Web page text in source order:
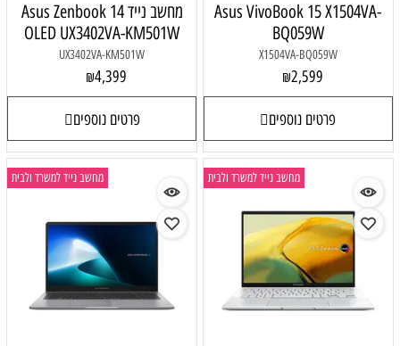
Asus VivoBook 15 X1504VA-
BQ059W
X1504VA-BQ059W
₪2,599
פרטים נוספים
מחשב נייד Asus Zenbook 14
OLED UX3402VA-KM501W
UX3402VA-KM501W
₪4,399
פרטים נוספים
מחשב נייד למשרד ולבית מחשב נייד למשרד ולבית